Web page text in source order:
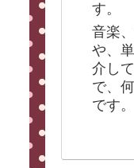
す。
音楽
や、
介し
で、
です。